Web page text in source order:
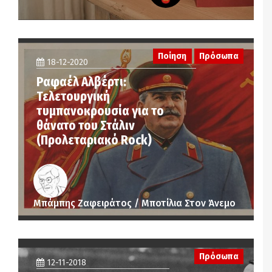
Ποίηση Πρόσωπα
18-12-2020
Ραφαέλ Αλβέρτι:
Τελετουργική
τυμπανοκρουσία για το
θάνατο του Στάλιν
(Προλεταριακό Rock)
Μπάμπης Ζαφειράτος / Μποτίλια Στον Άνεμο
12-11-2018
Πρόσωπα